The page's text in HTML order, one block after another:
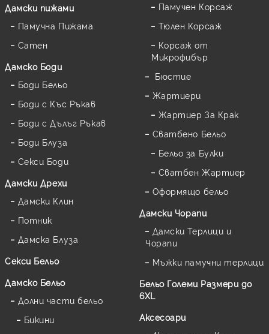
Дамски пижами
Памучна Пижама
Сатен
Дамскo Боди
Боди Бельо
Боди с Къс Ръкав
Боди с Дълъг Ръкав
Боди Блуза
Секси Боди
Дамски Дрехи
Дамски Клин
Потник
Дамска Блуза
Секси Бельо
Дамско Бельо
Долни части бельо
Бикини
Памучен Корсаж
Тюлен Корсаж
Корсаж от
Микрофибър
Бюстие
Жартиери
Жартиер За Крак
Сватбено Бельо
Бельо за Булки
Сватбен Жартиер
Оформящо бельо
Дамски Чорапи
Дамски Терлици и
Чорапи
Мъжки памучни терлици
Бельо Големи Размери до
6XL
Аксесоари